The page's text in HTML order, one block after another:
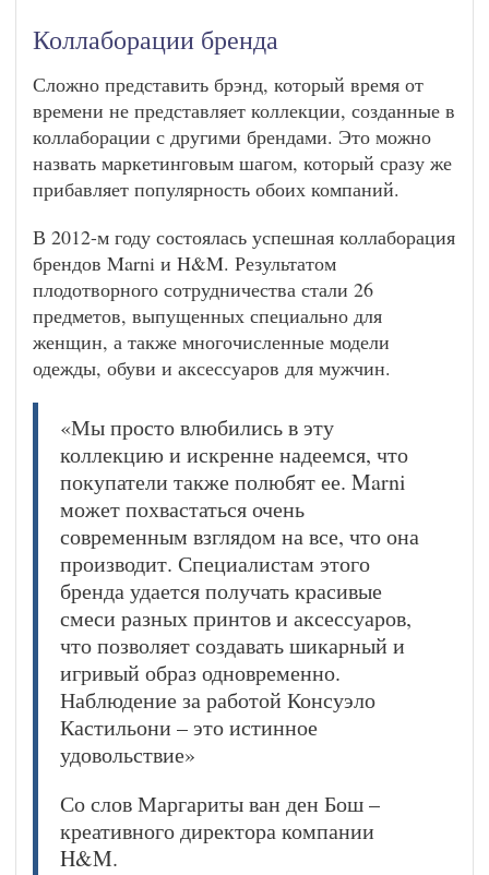
Коллаборации бренда
Сложно представить брэнд, который время от
времени не представляет коллекции, созданные в
коллаборации с другими брендами. Это можно
назвать маркетинговым шагом, который сразу же
прибавляет популярность обоих компаний.
В 2012-м году состоялась успешная коллаборация
брендов Marni и H&M. Результатом
плодотворного сотрудничества стали 26
предметов, выпущенных специально для
женщин, а также многочисленные модели
одежды, обуви и аксессуаров для мужчин.
«Мы просто влюбились в эту
коллекцию и искренне надеемся, что
покупатели также полюбят ее. Marni
может похвастаться очень
современным взглядом на все, что она
производит. Специалистам этого
бренда удается получать красивые
смеси разных принтов и аксессуаров,
что позволяет создавать шикарный и
игривый образ одновременно.
Наблюдение за работой Консуэло
Кастильони – это истинное
удовольствие»
Со слов Маргариты ван ден Бош –
креативного директора компании
H&M.